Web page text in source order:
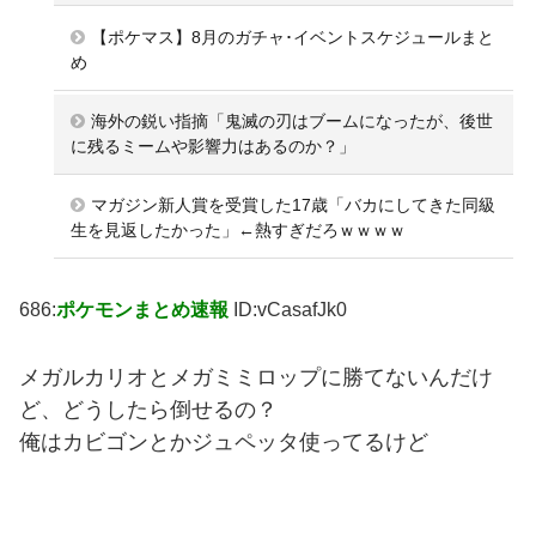
【ポケマス】8月のガチャ･イベントスケジュールまと
め
海外の鋭い指摘「鬼滅の刃はブームになったが、後世
に残るミームや影響力はあるのか？」
マガジン新人賞を受賞した17歳「バカにしてきた同級
生を見返したかった」←熱すぎだろｗｗｗｗ
686:ポケモンまとめ速報 ID:vCasafJk0
メガルカリオとメガミミロップに勝てないんだけ
ど、どうしたら倒せるの？
俺はカビゴンとかジュペッタ使ってるけど